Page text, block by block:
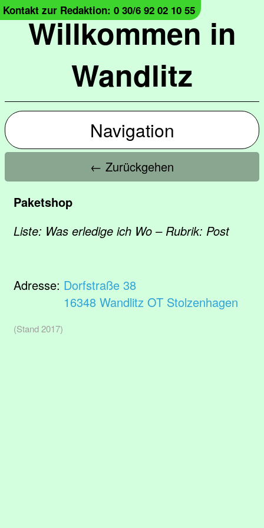
Willkommen in
Wandlitz
Kontakt zur Redaktion: 0 30/6 92 02 10 55
Navigation
← Zurückgehen
Paketshop
Liste: Was erledige ich Wo – Rubrik: Post
Adresse: Dorfstraße 38
16348 Wandlitz OT Stolzenhagen
(Stand 2017)